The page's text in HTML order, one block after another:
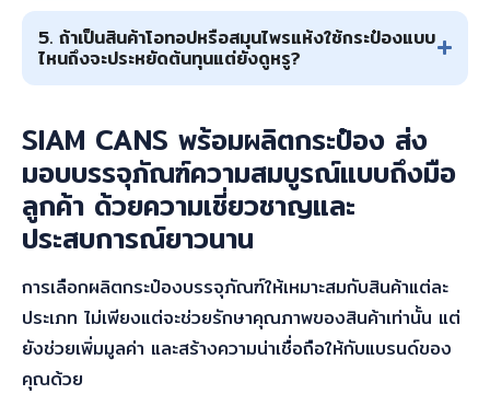
5. ถ้าเป็นสินค้าโอทอปหรือสมุนไพรแห้งใช้กระป๋องแบบ
ไหนถึงจะประหยัดต้นทุนแต่ยังดูหรู?
SIAM CANS พร้อมผลิตกระป๋อง ส่ง
มอบบรรจุภัณฑ์ความสมบูรณ์แบบถึงมือ
ลูกค้า ด้วยความเชี่ยวชาญและ
ประสบการณ์ยาวนาน
การเลือกผลิตกระป๋องบรรจุภัณฑ์ให้เหมาะสมกับสินค้าแต่ละ
ประเภท ไม่เพียงแต่จะช่วยรักษาคุณภาพของสินค้าเท่านั้น แต่
ยังช่วยเพิ่มมูลค่า และสร้างความน่าเชื่อถือให้กับแบรนด์ของ
คุณด้วย